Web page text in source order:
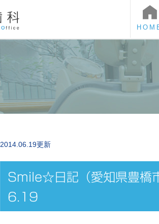
2014.06.19更新
Smile☆日記（愛知県豊橋
6.19